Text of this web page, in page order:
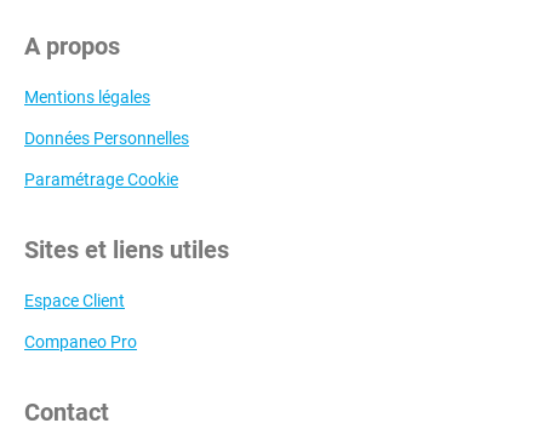
A propos
Mentions légales
Données Personnelles
Paramétrage Cookie
Sites et liens utiles
Espace Client
Companeo Pro
Contact